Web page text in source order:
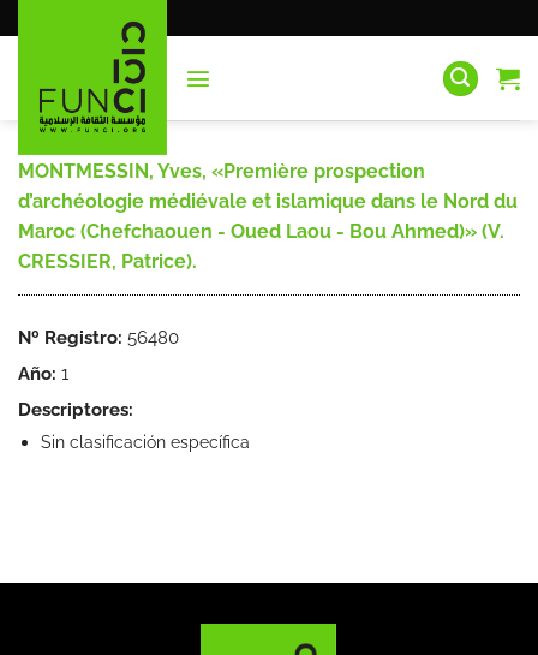
al
MONTMESSIN, Yves, «Première prospection
d’archéologie médiévale et islamique dans le Nord du
Maroc (Chefchaouen - Oued Laou - Bou Ahmed)» (V.
CRESSIER, Patrice).
Nº Registro: 56480
Año: 1
Descriptores:
Sin clasificación específica